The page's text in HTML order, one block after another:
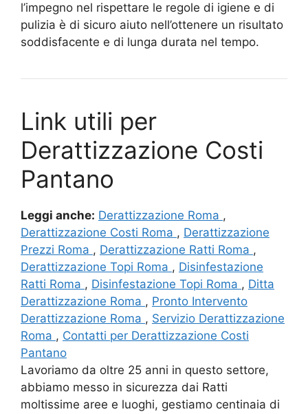
l’impegno nel rispettare le regole di igiene e di
pulizia è di sicuro aiuto nell’ottenere un risultato
soddisfacente e di lunga durata nel tempo.
Link utili per
Derattizzazione Costi
Pantano
Leggi anche: Derattizzazione Roma ,
Derattizzazione Costi Roma , Derattizzazione
Prezzi Roma , Derattizzazione Ratti Roma ,
Derattizzazione Topi Roma , Disinfestazione
Ratti Roma , Disinfestazione Topi Roma , Ditta
Derattizzazione Roma , Pronto Intervento
Derattizzazione Roma , Servizio Derattizzazione
Roma , Contatti per Derattizzazione Costi
Pantano
Lavoriamo da oltre 25 anni in questo settore,
abbiamo messo in sicurezza dai Ratti
moltissime aree e luoghi, gestiamo centinaia di